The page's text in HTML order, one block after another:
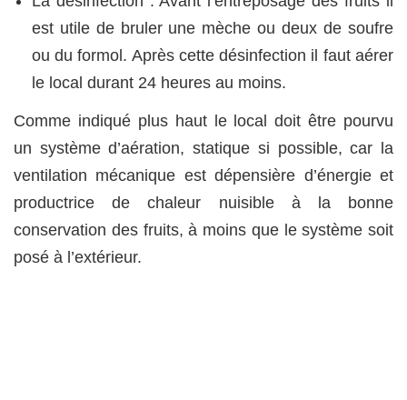
est utile de bruler une mèche ou deux de soufre
ou du formol. Après cette désinfection il faut aérer
le local durant 24 heures au moins.
Comme indiqué plus haut le local doit être pourvu
un système d’aération, statique si possible, car la
ventilation mécanique est dépensière d’énergie et
productrice de chaleur nuisible à la bonne
conservation des fruits, à moins que le système soit
posé à l’extérieur.